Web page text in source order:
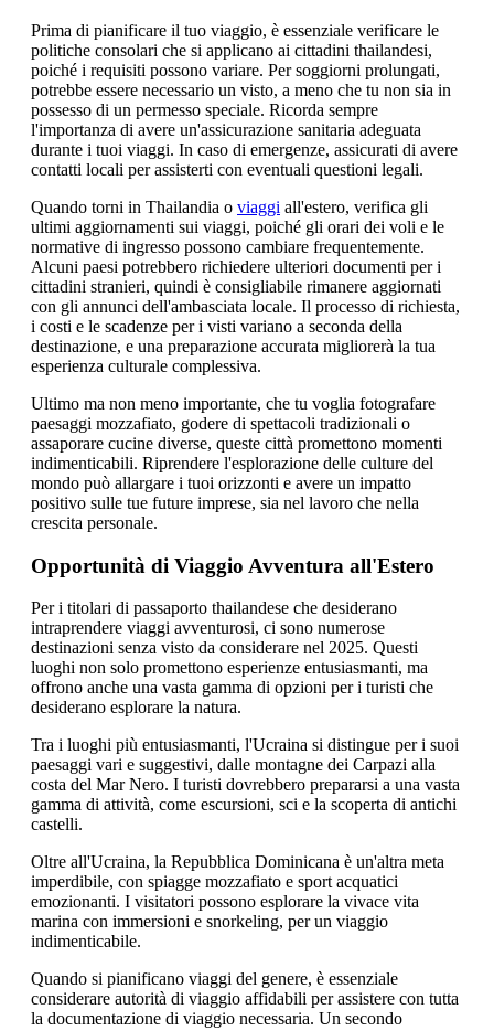
Prima di pianificare il tuo viaggio, è essenziale verificare le
politiche consolari che si applicano ai cittadini thailandesi,
poiché i requisiti possono variare. Per soggiorni prolungati,
potrebbe essere necessario un visto, a meno che tu non sia in
possesso di un permesso speciale. Ricorda sempre
l'importanza di avere un'assicurazione sanitaria adeguata
durante i tuoi viaggi. In caso di emergenze, assicurati di avere
contatti locali per assisterti con eventuali questioni legali.
Quando torni in Thailandia o viaggi all'estero, verifica gli
ultimi aggiornamenti sui viaggi, poiché gli orari dei voli e le
normative di ingresso possono cambiare frequentemente.
Alcuni paesi potrebbero richiedere ulteriori documenti per i
cittadini stranieri, quindi è consigliabile rimanere aggiornati
con gli annunci dell'ambasciata locale. Il processo di richiesta,
i costi e le scadenze per i visti variano a seconda della
destinazione, e una preparazione accurata migliorerà la tua
esperienza culturale complessiva.
Ultimo ma non meno importante, che tu voglia fotografare
paesaggi mozzafiato, godere di spettacoli tradizionali o
assaporare cucine diverse, queste città promettono momenti
indimenticabili. Riprendere l'esplorazione delle culture del
mondo può allargare i tuoi orizzonti e avere un impatto
positivo sulle tue future imprese, sia nel lavoro che nella
crescita personale.
Opportunità di Viaggio Avventura all'Estero
Per i titolari di passaporto thailandese che desiderano
intraprendere viaggi avventurosi, ci sono numerose
destinazioni senza visto da considerare nel 2025. Questi
luoghi non solo promettono esperienze entusiasmanti, ma
offrono anche una vasta gamma di opzioni per i turisti che
desiderano esplorare la natura.
Tra i luoghi più entusiasmanti, l'Ucraina si distingue per i suoi
paesaggi vari e suggestivi, dalle montagne dei Carpazi alla
costa del Mar Nero. I turisti dovrebbero prepararsi a una vasta
gamma di attività, come escursioni, sci e la scoperta di antichi
castelli.
Oltre all'Ucraina, la Repubblica Dominicana è un'altra meta
imperdibile, con spiagge mozzafiato e sport acquatici
emozionanti. I visitatori possono esplorare la vivace vita
marina con immersioni e snorkeling, per un viaggio
indimenticabile.
Quando si pianificano viaggi del genere, è essenziale
considerare autorità di viaggio affidabili per assistere con tutta
la documentazione di viaggio necessaria. Un secondo